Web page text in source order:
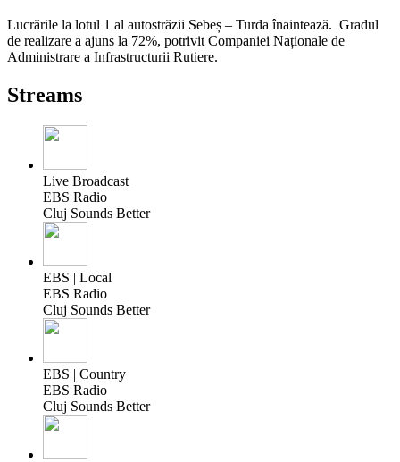
Lucrările la lotul 1 al autostrăzii Sebeș – Turda înaintează. Gradul
de realizare a ajuns la 72%, potrivit Companiei Naționale de
Administrare a Infrastructurii Rutiere.
Streams
Live Broadcast
EBS Radio
Cluj Sounds Better
EBS | Local
EBS Radio
Cluj Sounds Better
EBS | Country
EBS Radio
Cluj Sounds Better